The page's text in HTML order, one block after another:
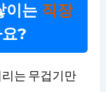
이는 직장
?
는 무겁기만